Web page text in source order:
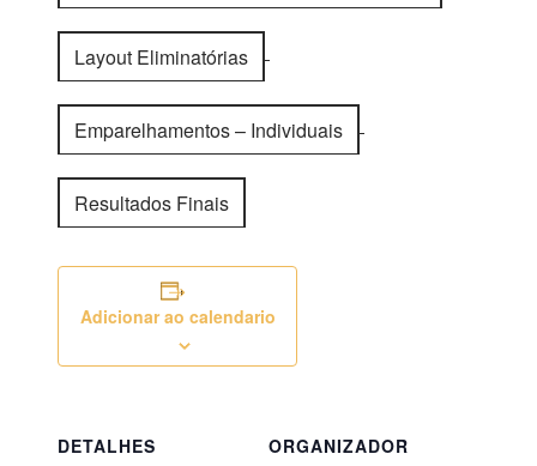
Layout Eliminatórias
Emparelhamentos – Individuais
Resultados Finais
Adicionar ao calendario
DETALHES
ORGANIZADOR